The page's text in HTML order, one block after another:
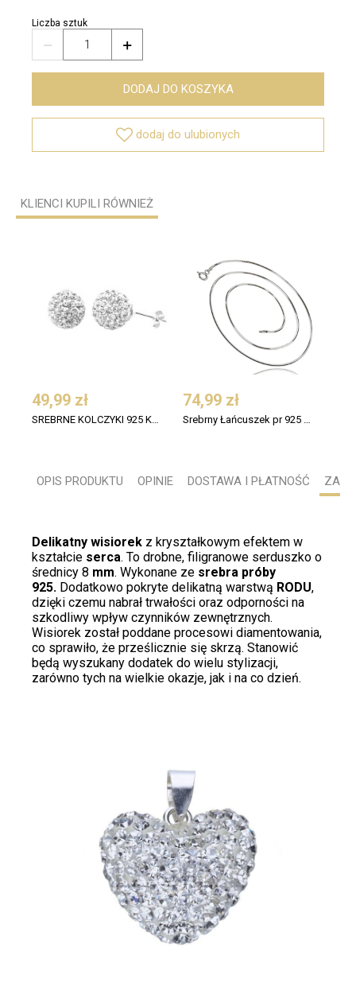
Liczba sztuk
 
DODAJ DO KOSZYKA
 dodaj do ulubionych
KLIENCI KUPILI RÓWNIEŻ
49,99 zł 74,99 zł
OPIS PRODUKTU OPINIE DOSTAWA I PŁATNOŚĆ
Delikatny wisiorek z kryształkowym efektem w
kształcie serca. To drobne, filigranowe serduszko o
średnicy 8 mm. Wykonane ze srebra próby
925. Dodatkowo pokryte delikatną warstwą RODU,
dzięki czemu nabrał trwałości oraz odporności na
szkodliwy wpływ czynników zewnętrznych.
Wisiorek został poddane procesowi diamentowania,
co sprawiło, że prześlicznie się skrzą. Stanowić
będą wyszukany dodatek do wielu stylizacji,
zarówno tych na wielkie okazje, jak i na co dzień.